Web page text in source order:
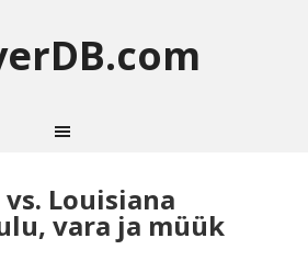
Louisiana
vara ja müük